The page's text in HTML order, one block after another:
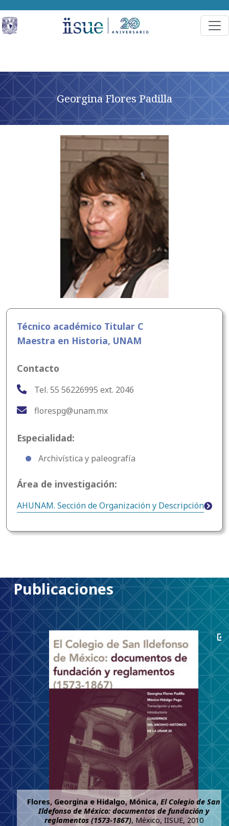
Georgina Flores Padilla
Técnico académico Titular C
Maestra en Historia, UNAM
Contacto
Tel. 55 56226995 ext. 2046
florespg@unam.mx
Especialidad:
Archivística y paleografía
Área de investigación:
AHUNAM. Sección de Organización y Descripción
Publicaciones
Flores, Georgina e Hidalgo, Mónica,El Colegio de San
Ildefonso de México: documentos de fundación y
reglamentos (1573-1867), México, IISUE, 2010